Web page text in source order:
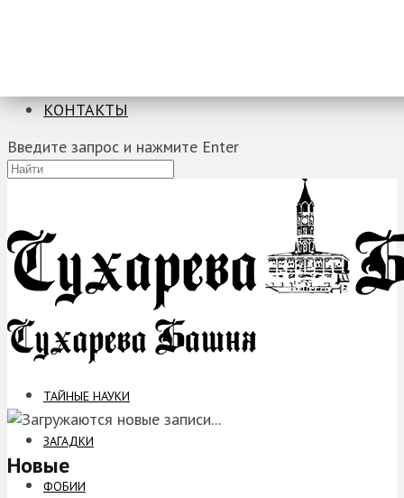
КОНТАКТЫ
Введите запрос и нажмите Enter
ТАЙНЫЕ НАУКИ
ЗАГАДКИ
ФОБИИ
Новые